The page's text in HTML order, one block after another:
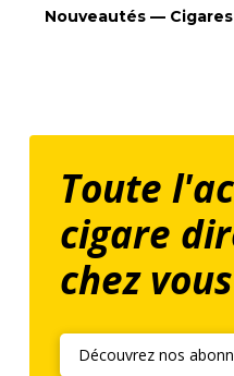
Nouveautés — Cigares
Toute
cigare
chez vous
Découvrez nos